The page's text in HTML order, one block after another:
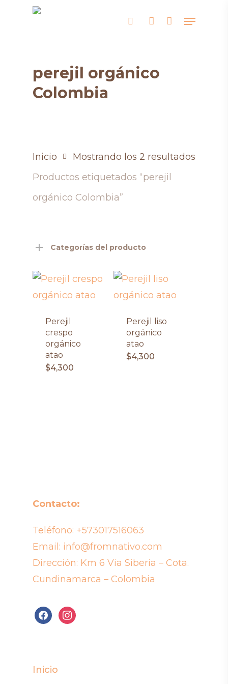
searchaccount
Menu
perejil orgánico
Colombia
Mostrando los 2 resultados
Inicio
Productos etiquetados “perejil
orgánico Colombia”
Categorías del producto
Perejil
crespo
orgánico
atao
$4,300
Perejil liso
orgánico
atao
$4,300
Contacto:
Teléfono: +573017516063
Email: info@fromnativo.com
Dirección: Km 6 Via Siberia – Cota.
Cundinamarca – Colombia
facebookinstagram
Inicio